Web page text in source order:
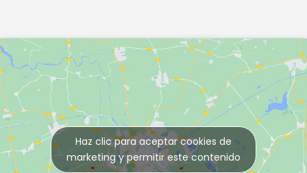
Haz clic para aceptar cookies de
marketing y permitir este contenido